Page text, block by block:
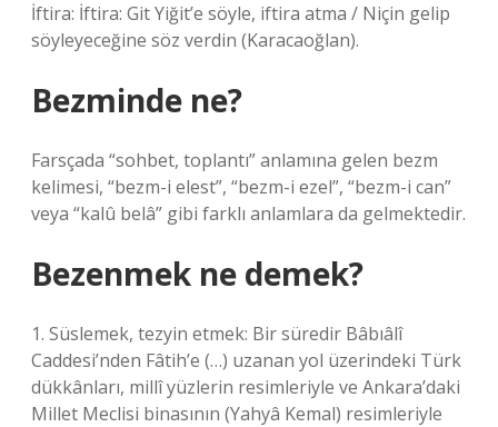
İftira: İftira: Git Yiğit’e söyle, iftira atma / Niçin gelip
söyleyeceğine söz verdin (Karacaoğlan).
Bezminde ne?
Farsçada “sohbet, toplantı” anlamına gelen bezm
kelimesi, “bezm-i elest”, “bezm-i ezel”, “bezm-i can”
veya “kalû belâ” gibi farklı anlamlara da gelmektedir.
Bezenmek ne demek?
1. Süslemek, tezyin etmek: Bir süredir Bâbıâlî
Caddesi’nden Fâtih’e (…) uzanan yol üzerindeki Türk
dükkânları, millî yüzlerin resimleriyle ve Ankara’daki
Millet Meclisi binasının (Yahyâ Kemal) resimleriyle